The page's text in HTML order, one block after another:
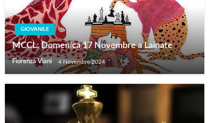
GIOVANILE
MCCL: Domenica 17 Novembre a Lainate
Fiorenza Viani 4 Novembre 2024